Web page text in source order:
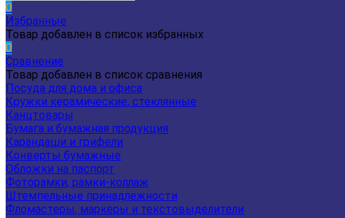
0
Избранные
Товар добавлен в список избранных
0
Сравнение
Товар добавлен в список сравнения
Посуда для дома и офиса
Кружки керамические, стеклянные
Канцтовары
Бумага и бумажная продукция
Карандаши и грифели
Конверты бумажные
Обложки на паспорт
Фоторамки, рамки-коллаж
Штемпельные принадлежности
Фломастеры, маркеры и текстовыделители